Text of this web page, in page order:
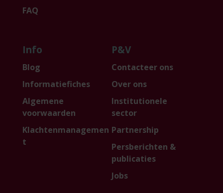
FAQ
Info
Blog
Informatiefiches
Algemene
voorwaarden
Klachtenmanagemen
t
P&V
Contacteer ons
Over ons
Institutionele
sector
Partnership
Persberichten &
publicaties
Jobs